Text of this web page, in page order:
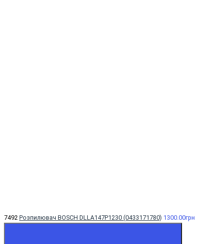
7492 Розпилювач BOSCH DLLA147P1230 (0433171780) 1300.00грн